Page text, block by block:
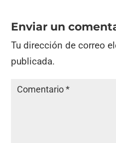
Enviar un
Tu dirección de correo
publicada.